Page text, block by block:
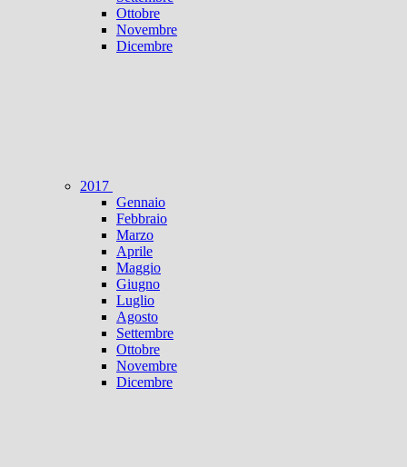
Ottobre
Novembre
Dicembre
2017
Gennaio
Febbraio
Marzo
Aprile
Maggio
Giugno
Luglio
Agosto
Settembre
Ottobre
Novembre
Dicembre